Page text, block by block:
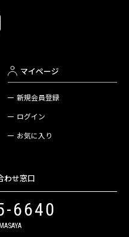
マイページ
新規会員登録
ログイン
お気に入り
わせ窓口
6640